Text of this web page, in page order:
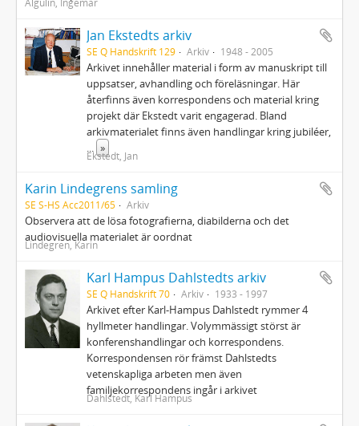
Jan Ekstedts arkiv
SE Q Handskrift 129 Arkiv 1948 - 2005
Arkivet innehåller material i form av manuskript till
uppsatser, avhandling och föreläsningar. Här
återfinns även korrespondens och material kring
projekt där Ekstedt varit engagerad. Bland
arkivmaterialet finns även handlingar kring jubiléer,
... »
Ekstedt, Jan
Karin Lindegrens samling
SE S-HS Acc2011/65 Arkiv
Observera att de lösa fotografierna, diabilderna och det
audiovisuella materialet är oordnat
Lindegren, Karin
Karl Hampus Dahlstedts arkiv
SE Q Handskrift 70 Arkiv 1933 - 1997
Arkivet efter Karl-Hampus Dahlstedt rymmer 4
hyllmeter handlingar. Volymmässigt störst är
konferenshandlingar och korrespondens.
Korrespondensen rör främst Dahlstedts
vetenskapliga arbeten men även
familjekorrespondens ingår i arkivet
Dahlstedt, Karl Hampus